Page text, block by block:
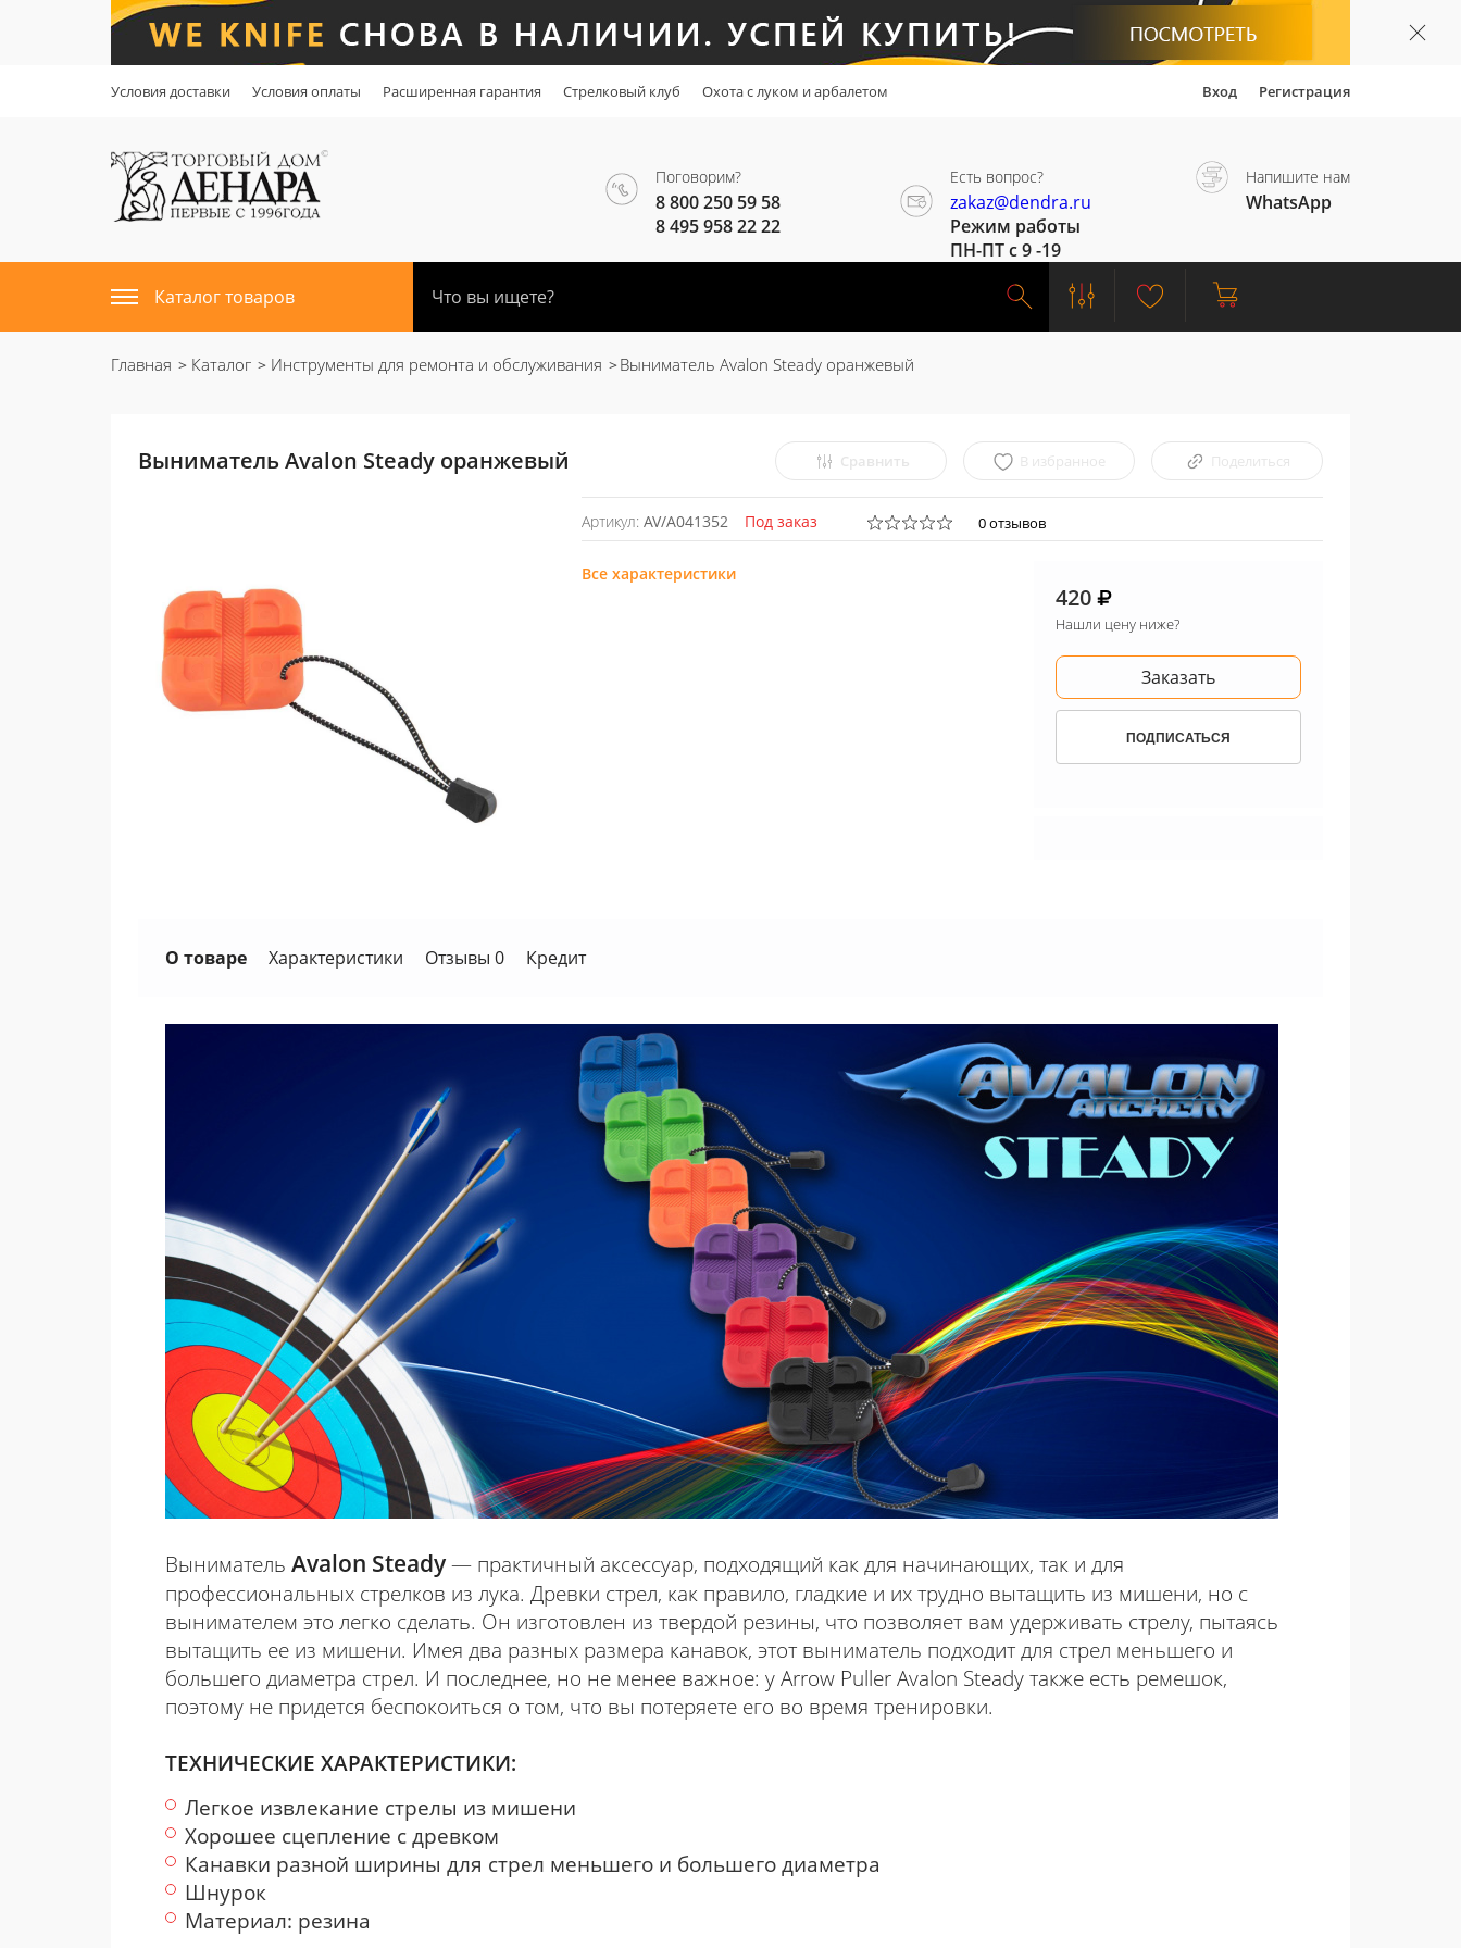
Условия доставки Условия оплаты Расширенная гарантия Стрелковый клуб Охота с луком и арбалетом Вход Регистрация
Поговорим?
8 800 250 59 58
8 495 958 22 22
Есть вопрос?
zakaz@dendra.ru
Режим работы
ПН-ПТ с 9 -19
Напишите нам
WhatsApp
Каталог товаров
Главная Каталог Инструменты для ремонта и обслуживания Выниматель Avalon Steady оранжевый
Выниматель Avalon Steady оранжевый Сравнить В избранное Поделиться
Артикул:AV/A041352 Под заказ 0 отзывов
Все характеристики
420
Нашли цену ниже?
Заказать
ПОДПИСАТЬСЯ
О товаре Характеристики Отзывы 0 Кредит
Выниматель Avalon Steady — практичный аксессуар, подходящий как для начинающих, так и для
профессиональных стрелков из лука. Древки стрел, как правило, гладкие и их трудно вытащить из мишени, но с
вынимателем это легко сделать. Он изготовлен из твердой резины, что позволяет вам удерживать стрелу, пытаясь
вытащить ее из мишени. Имея два разных размера канавок, этот выниматель подходит для стрел меньшего и
большего диаметра стрел. И последнее, но не менее важное: у Arrow Puller Avalon Steady также есть ремешок,
поэтому не придется беспокоиться о том, что вы потеряете его во время тренировки.
ТЕХНИЧЕСКИЕ ХАРАКТЕРИСТИКИ:
Легкое извлекание стрелы из мишени
Хорошее сцепление с древком
Канавки разной ширины для стрел меньшего и большего диаметра
Шнурок
Материал: резина